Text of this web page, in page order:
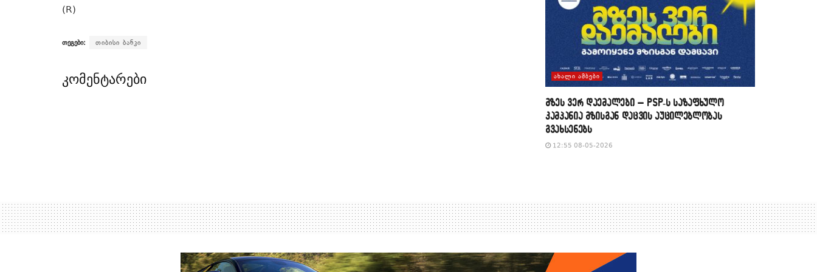
(R)
თეგები: თიბისი ბანკი
კომენტარები ᲐᲮᲐᲚᲘ ᲐᲛᲑᲔᲑᲘ
მზეს ვერ დაემალები – PSP-ს საზაფხულო
კამპანია მზისგან დაცვის აუცილებლობას
გვახსენებს
12:55 08-05-2026